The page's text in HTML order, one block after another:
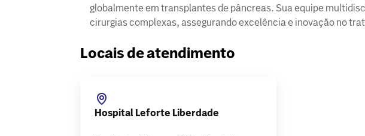
globalmente em transplantes de pâncreas. Sua equipe
cirurgias complexas, assegurando excelência e inovação no
Locais de atendimento
Hospital Leforte Liberdade